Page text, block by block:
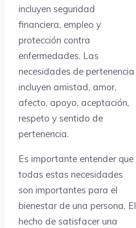
incluyen seguridad
financiera, empleo y
protección contra
enfermedades. Las
necesidades de pertenencia
incluyen amistad, amor,
afecto, apoyo, aceptación,
respeto y sentido de
pertenencia.
Es importante entender que
todas estas necesidades
son importantes para el
bienestar de una persona. El
hecho de satisfacer una